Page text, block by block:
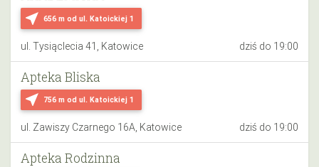
near_me 656 m od ul. Katoickiej 1
ul. Tysiąclecia 41, Katowice dziś do 19:00
near_me 756 m od ul. Katoickiej 1
Apteka Bliska
ul. Zawiszy Czarnego 16A, Katowice dziś do 19:00
Apteka Rodzinna